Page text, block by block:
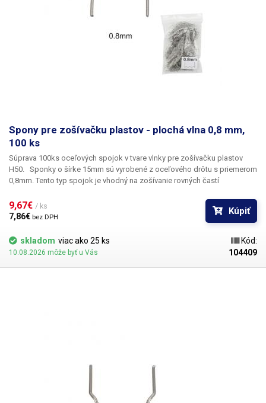
pero yihua, stojan na pero, mriežka z nehrdzavejúcej ocele
25x12cm, 5x orezávacia podložka, 50g ABS tyčinky na opravu.
Spony pre zošívačku plastov - plochá vlna 0,8 mm,
100 ks
Súprava 100ks oceľových spojok v tvare vlnky pre zošívačku plastov
H50. Sponky o šírke 15mm sú vyrobené z oceľového drôtu s priemerom
0,8mm. Tento typ spojok je vhodný na zošívanie rovných častí
9,67€ / ks
7,86€ bez DPH
Kúpiť
skladom viac ako 25 ks
10.08.2026 môže byť u Vás
Kód:
104409